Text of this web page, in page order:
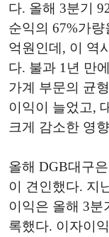
다. 올해 3분기
순익의 67%가
억원인데, 이 역
다. 불과 1년 만
가계 부문의 균
이익이 늘었고,
크게 감소한 영
올해 DGB대구
이 견인했다. 지
이익은 올해 3분
록했다. 이자이